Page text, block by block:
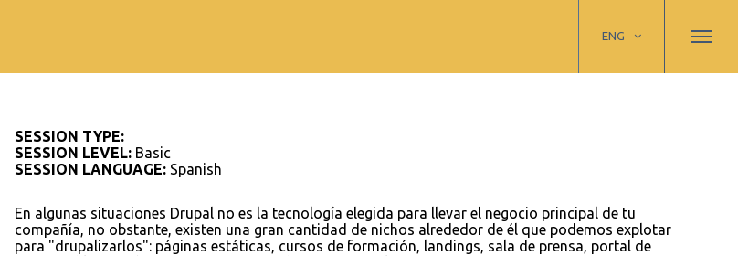
ENG
SESSION TYPE:
SESSION LEVEL: Basic
SESSION LANGUAGE: Spanish
En algunas situaciones Drupal no es la tecnología elegida para llevar el negocio principal de tu
compañía, no obstante, existen una gran cantidad de nichos alrededor de él que podemos explotar
para "drupalizarlos": páginas estáticas, cursos de formación, landings, sala de prensa, portal de